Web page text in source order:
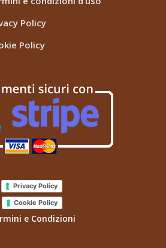
Policy
Policy
Privacy Policy
Cookie Policy
e Condizioni